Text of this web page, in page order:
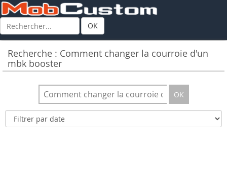
OK
Recherche : Comment changer la courroie d'un
mbk booster
OK